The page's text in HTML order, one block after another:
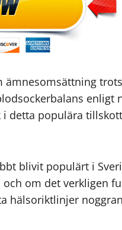
enligt
detta populära
blivit populärt i
om det verkligen
hälsoriktlinjer